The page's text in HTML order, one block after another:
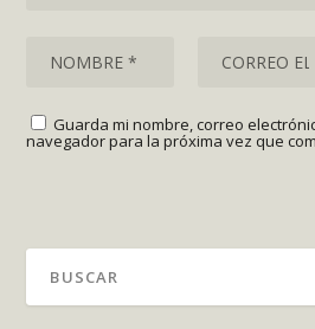
Guarda mi nombre, correo
navegador para la próxima vez que